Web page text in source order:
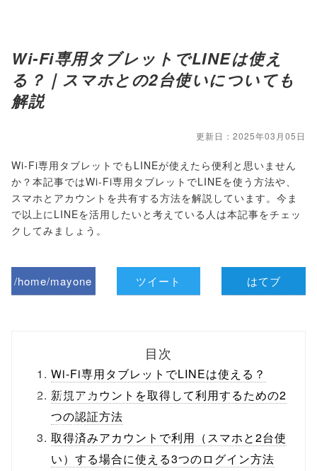
Wi-Fi専用タブレットでLINEは使え
る？｜スマホとの2台使いについても
解説
更新日：2025年03月05日
Wi-Fi専用タブレットでもLINEが使えたら便利と思いません
か？本記事ではWi-Fi専用タブレットでLINEを使う方法や、
スマホとアカウントを共有する方法を解説しています。今ま
で以上にLINEを活用したいと考えている人は本記事をチェッ
クしてみましょう。
/home/mayone
content/themes
/tapbiz_theme/
parts/sns-
ツイート はてブ
目次
Wi-Fi専用タブレットでLINEは使える？
新規アカウントを取得して利用するための2
つの認証方法
取得済みアカウントで利用（スマホと2台使
い）する場合に使える3つのログイン方法